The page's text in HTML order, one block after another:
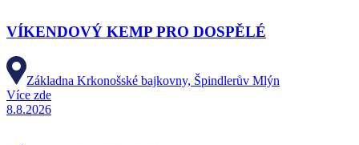
VÍKENDOVÝ KEMP PRO DOSPĚLÉ
Základna Krkonošské bajkovny, Špindlerův Mlýn
Více zde
8.8.2026